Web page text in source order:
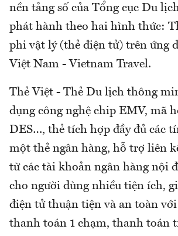
nền tảng số của Tổng cục Du
phát hành theo hai hình thức:
phi vật lý (thẻ điện tử) trên ứng
Việt Nam - Vietnam Travel.
Thẻ Việt - Thẻ Du lịch thông
dụng công nghệ chip EMV, mã
DES…, thẻ tích hợp đầy đủ các
một thẻ ngân hàng, hỗ trợ liên
từ các tài khoản ngân hàng nội
cho người dùng nhiều tiện ích,
điện tử thuận tiện và an toàn với
thanh toán 1 chạm, thanh toán